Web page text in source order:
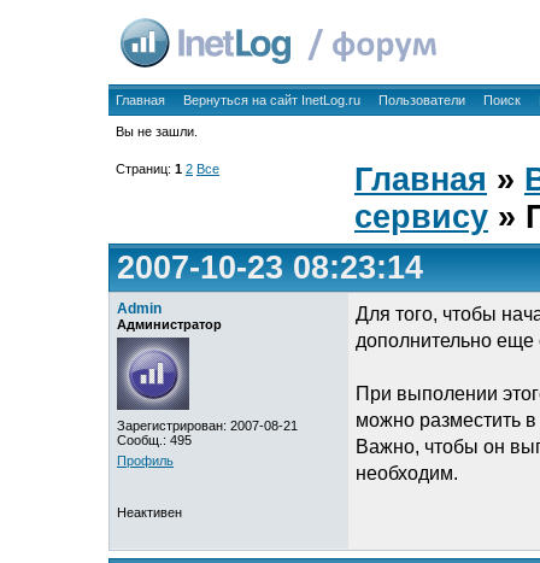
Главная Вернуться на сайт InetLog.ru Пользователи Поиск
Вы не зашли.
Страниц: 1 2 Все Главная »
сервису »
2007-10-23 08:23:14
Admin
Администратор
Зарегистрирован: 2007-08-21
Сообщ.: 495
Профиль
Для того, чтобы
дополнительно еще
При выполении
можно разместить
Важно, чтобы он
необходим.
Неактивен